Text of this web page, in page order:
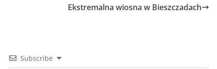
Ekstremalna wiosna w Bieszczadach
Subscribe